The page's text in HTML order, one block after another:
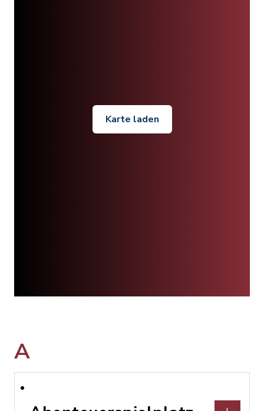
Karte laden
A